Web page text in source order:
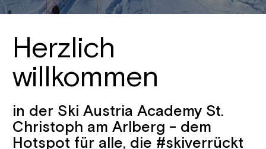
Herzlich
willkommen
in der Ski Austria Academy St.
Christoph am Arlberg - dem
Hotspot für alle, die #skiverrückt